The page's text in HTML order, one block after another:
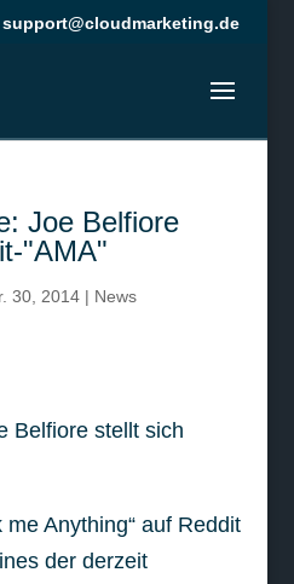
support@cloudmarketing.de
Joe Belfiore
"AMA"
30, 2014| News
Belfiore stellt sich
me Anything“ auf Reddit
der derzeit